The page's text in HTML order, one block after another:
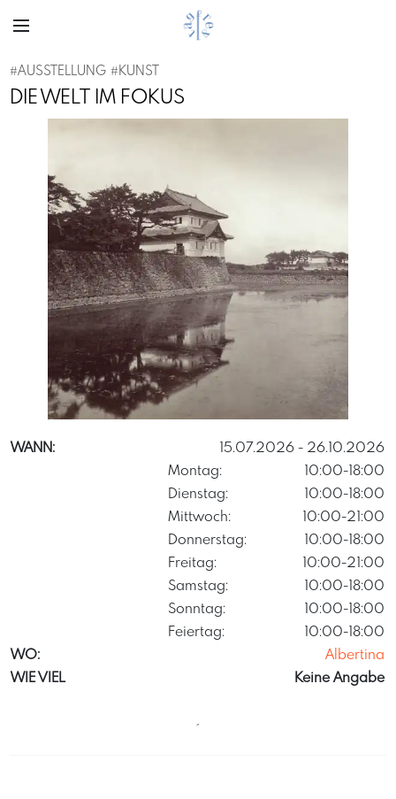
#AUSSTELLUNG #KUNST
DIE WELT IM FOKUS
Previous Next
WANN: 15.07.2026 - 26.10.2026
Montag:
10:00-18:00
Dienstag:
10:00-18:00
Mittwoch:
10:00-21:00
Donnerstag:
10:00-18:00
Freitag:
10:00-21:00
Samstag:
10:00-18:00
Sonntag:
10:00-18:00
Feiertag:
10:00-18:00
WO:
Albertina
WIE VIEL
Keine Angabe
´